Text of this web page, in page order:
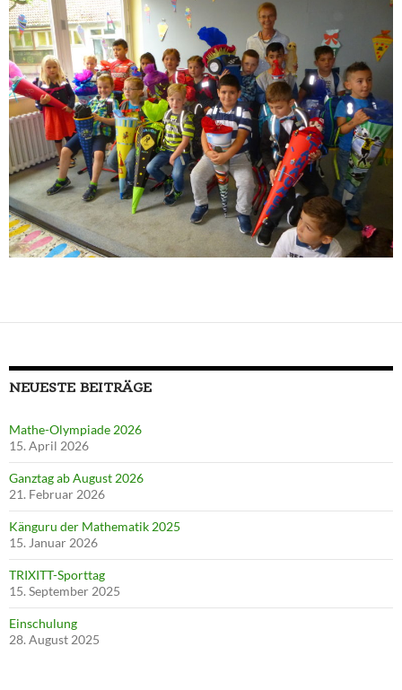
NEUESTE BEITRÄGE
Mathe-Olympiade 2026
15. April 2026
Ganztag ab August 2026
21. Februar 2026
Känguru der Mathematik 2025
15. Januar 2026
TRIXITT-Sporttag
15. September 2025
Einschulung
28. August 2025